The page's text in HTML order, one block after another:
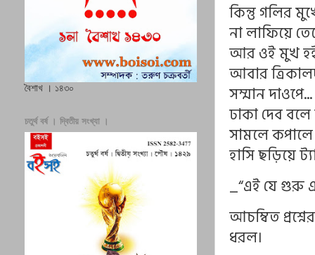
কিন্তু গলির
না লাফিয়ে
আর ওই মুখ
আবার
সম্মান
ঢাকা দেব
সামলে
হাসি ছড়িয়ে
_“এই যে গুরু
আচম্বিত
ধরল।
বৈশাখ । ১৪৩০
চতুর্থ বর্ষ । দ্বিতীয় সংখ্যা ।